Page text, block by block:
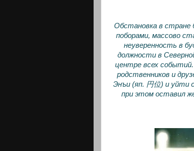
Обстановка в стране
поборами, массово
неуверенность в
должности в
центре всех событий.
родственников и
Энъи (яп. 円位) и уйти
при этом оставил